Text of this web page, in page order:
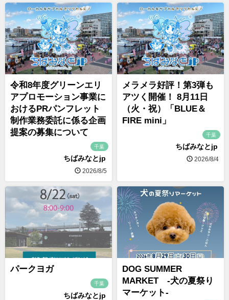
令和8年度グリーンエリ
アプロモーション事業に
おけるPRパンフレット
制作業務委託に係る企画
提案の募集について
千葉
ちばみなとjp
2026/8/5
メラメラ好評！第3弾も
アツく開催！ 8月11日
（火・祝）「BLUE＆
FIRE mini」
千葉
ちばみなとjp
2026/8/4
パークヨガ
千葉
ちばみなとjp
DOG SUMMER
MARKET -犬の夏祭り
マーケット-